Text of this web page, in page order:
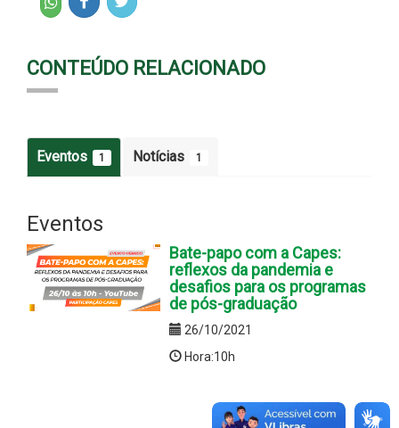
CONTEÚDO RELACIONADO
Eventos 1 Notícias 1
Eventos
Bate-papo com a Capes:
reflexos da pandemia e
desafios para os programas
de pós-graduação
26/10/2021
Hora:10h